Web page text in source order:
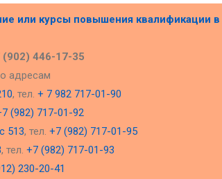
или курсы повышения квалификации в
(902) 446-17-35
адресам
, тел. + 7 982 717-01-90
(982) 717-01-92
513, тел. +7 (982) 717-01-95
, тел. +7 (982) 717-01-93
230-20-41